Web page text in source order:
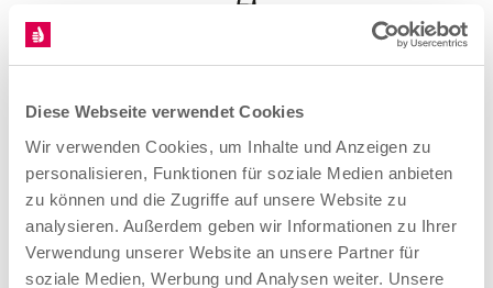
Diese Webseite verwendet Cookies
Wir verwenden Cookies, um Inhalte und Anzeigen zu
personalisieren, Funktionen für soziale Medien anbieten
zu können und die Zugriffe auf unsere Website zu
analysieren. Außerdem geben wir Informationen zu Ihrer
Verwendung unserer Website an unsere Partner für
soziale Medien, Werbung und Analysen weiter. Unsere
Deine
Karrieremöglichkeiten.